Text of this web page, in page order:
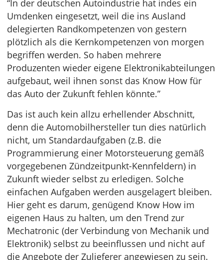
“In der deutschen Autoindustrie hat indes ein
Umdenken eingesetzt, weil die ins Ausland
delegierten Randkompetenzen von gestern
plötzlich als die Kernkompetenzen von morgen
begriffen werden. So haben mehrere
Produzenten wieder eigene Elektronikabteilungen
aufgebaut, weil ihnen sonst das Know How für
das Auto der Zukunft fehlen könnte.”
Das ist auch kein allzu erhellender Abschnitt,
denn die Automobilhersteller tun dies natürlich
nicht, um Standardaufgaben (z.B. die
Programmierung einer Motorsteuerung gemäß
vorgegebenen Zündzeitpunkt-Kennfeldern) in
Zukunft wieder selbst zu erledigen. Solche
einfachen Aufgaben werden ausgelagert bleiben.
Hier geht es darum, genügend Know How im
eigenen Haus zu halten, um den Trend zur
Mechatronic (der Verbindung von Mechanik und
Elektronik) selbst zu beeinflussen und nicht auf
die Angebote der Zulieferer angewiesen zu sein.